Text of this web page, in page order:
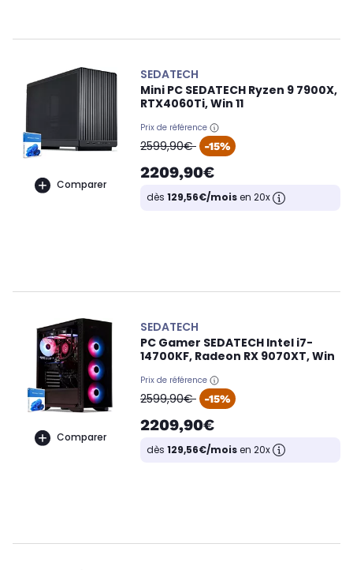
Comparer
SEDATECH
Mini PC SEDATECH Ryzen 9 7900X,
RTX4060Ti, Win 11
Prix de référence
oldPrice
2599,90€ -15%
2209,90€
dès 129,56€/moisen 20x
Comparer
SEDATECH
PC Gamer SEDATECH Intel i7-
14700KF, Radeon RX 9070XT, Win
Prix de référence
oldPrice
2599,90€ -15%
2209,90€
dès 129,56€/moisen 20x